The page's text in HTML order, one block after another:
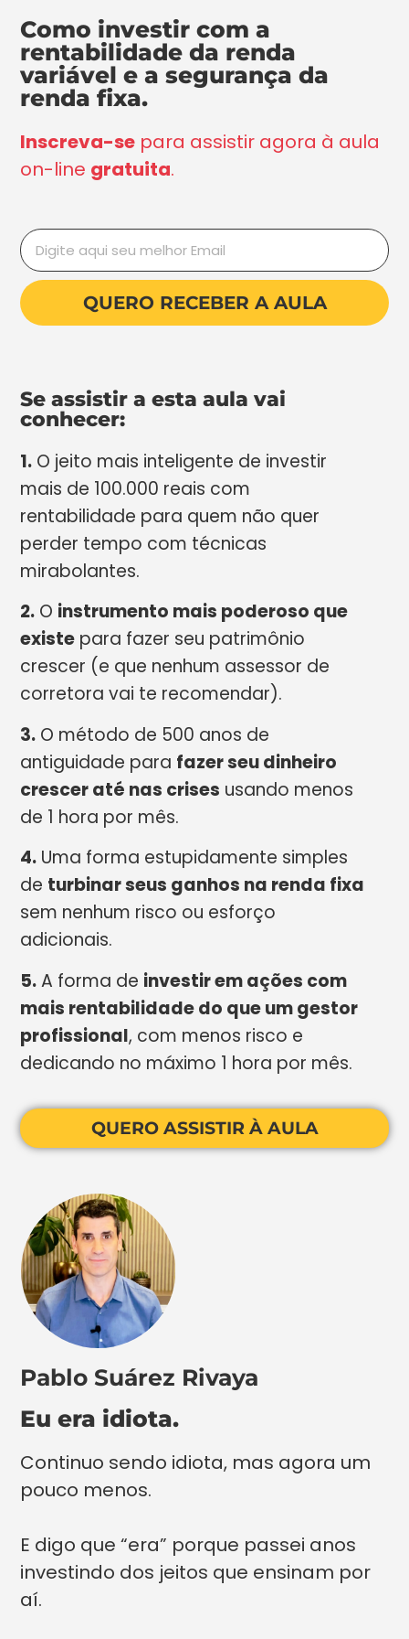
Como investir com a
rentabilidade da renda
variável e a segurança da
renda fixa.
Inscreva-se para assistir agora à aula
on-line gratuita.
QUERO RECEBER A AULA
Se assistir a esta aula vai
conhecer:
1. O jeito mais inteligente de investir
mais de 100.000 reais com
rentabilidade para quem não quer
perder tempo com técnicas
mirabolantes.
2. O instrumento mais poderoso que
existe para fazer seu patrimônio
crescer (e que nenhum assessor de
corretora vai te recomendar).
3. O método de 500 anos de
antiguidade para fazer seu dinheiro
crescer até nas crises usando menos
de 1 hora por mês.
4. Uma forma estupidamente simples
de turbinar seus ganhos na renda fixa
sem nenhum risco ou esforço
adicionais.
5.A forma de investir em ações com
mais rentabilidade do que um gestor
profissional, com menos risco e
dedicando no máximo 1 hora por mês.
QUERO ASSISTIR À AULA
Pablo Suárez Rivaya
Eu era idiota.
Continuo sendo idiota, mas agora um
pouco menos.
E digo que “era” porque passei anos
investindo dos jeitos que ensinam por
aí.